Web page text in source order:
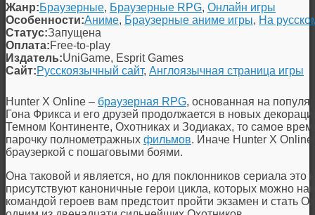
Жанр:Браузерные, Браузерные RPG, Онлайн игры
Особенности:Аниме, Браузерные аниме игры, На
Статус:Запущена
Оплата:Free-to-play
Издатель:UniGame, Esprit Games
Сайт:Русскоязычный сайт, Англоязычная страница игры
Hunter X Online – браузерная RPG, основанная на
Гона Фрикса и его друзей продолжается в новых
Темном Континенте, Охотниках и Зодиаках, то самое
парочку полнометражных фильмов. Иначе Hunter X
браузеркой с пошаговыми боями.
Она таковой и является, но для поклонников сериала это
присутствуют каноничные герои цикла, которых можно
командой героев вам предстоит пройти экзамен и стать